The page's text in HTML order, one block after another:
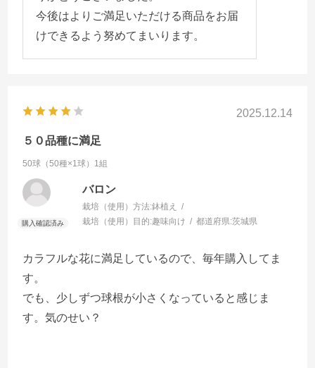
今後はよりご満足いただける商品をお届
けできるよう努めてまいります。
2025.12.14
５０品種に満足
50球（50種×1球）1組
バロン
栽培（使用）方法:鉢植え
栽培（使用）目的:趣味向け 都道府県:茨城県
カラフルな花に満足しているので、毎年購入してま
す。
でも、少しずつ球根が小さくなっていると感じま
す。気のせい？